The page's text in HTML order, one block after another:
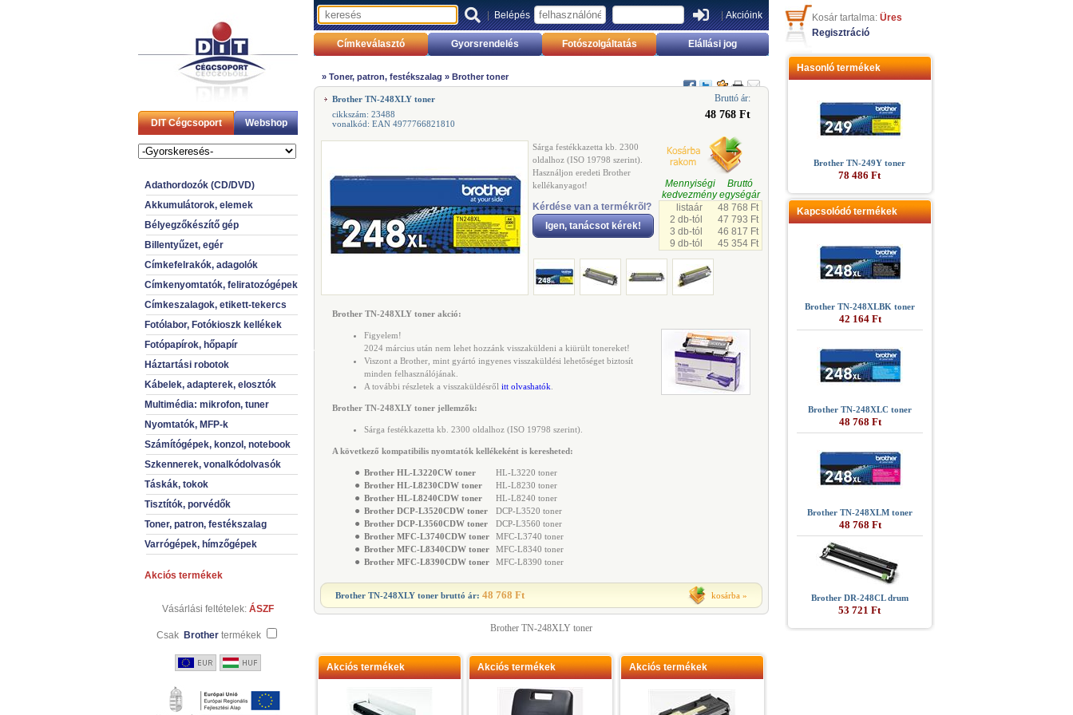
DIT Cégcsoport Webshop
Adathordozók (CD/DVD)
Akkumulátorok, elemek
Bélyegzőkészítő gép
Billentyűzet, egér
Címkefelrakók, adagolók
Címkenyomtatók, feliratozógépek
Címkeszalagok, etikett-tekercs
Fotólabor, Fotókioszk kellékek
Fotópapírok, hőpapír
Háztartási robotok
Kábelek, adapterek, elosztók
Multimédia: mikrofon, tuner
Nyomtatók, MFP-k
Számítógépek, konzol, notebook
Szkennerek, vonalkódolvasók
Táskák, tokok
Tisztítók, porvédők
Toner, patron, festékszalag
Varrógépek, hímzőgépek
Akciós termékek
Vásárlási feltételek: ÁSZF
Csak Brother termékek
|Belépés |Akcióink
Címkeválasztó Gyorsrendelés Fotószolgáltatás Elállási jog
» Toner, patron, festékszalag » Brother toner
Brother TN-248XLY toner
cikkszám: 23488
vonalkód: EAN 4977766821810
Bruttó ár:
48 768 Ft
Sárga festékkazetta kb. 2300
oldalhoz (ISO 19798 szerint).
Használjon eredeti Brother
kellékanyagot!
Kérdése van a termékrõl?
Igen, tanácsot kérek!
Mennyiségi Bruttó
kedvezmény egységár
listaár
48 768 Ft
2 db-tól
47 793 Ft
3 db-tól
46 817 Ft
9 db-tól
45 354 Ft
Brother TN-248XLY toner akció:
Figyelem!
2024 március után nem lehet hozzánk visszaküldeni a kiürült tonereket!
Viszont a Brother, mint gyártó ingyenes visszaküldési lehetőséget biztosít
minden felhasználójának.
A további részletek a visszaküldésről itt olvashatók
Brother TN-248XLY toner jellemzők:
Sárga festékkazetta kb. 2300 oldalhoz (ISO 19798 szerint).
A következő kompatibilis nyomtatók kellékeként is keresheted:
● Brother HL-L3220CW toner HL-L3220 toner
● Brother HL-L8230CDW toner HL-L8230 toner
● Brother HL-L8240CDW toner HL-L8240 toner
● Brother DCP-L3520CDW toner DCP-L3520 toner
● Brother DCP-L3560CDW toner DCP-L3560 toner
● Brother MFC-L3740CDW toner MFC-L3740 toner
● Brother MFC-L8340CDW toner MFC-L8340 toner
● Brother MFC-L8390CDW toner MFC-L8390 toner
Brother TN-248XLY toner bruttó ár: 48 768 Ft kosárba »
Brother TN-248XLY toner
Akciós termékek Akciós termékek Akciós termékek
Kosár tartalma: Üres
Regisztráció
Hasonló termékek
Brother TN-249Y toner
78 486 Ft
Kapcsolódó termékek
Brother TN-248XLBK toner
42 164 Ft
Brother TN-248XLC toner
48 768 Ft
Brother TN-248XLM toner
48 768 Ft
Brother DR-248CL drum
53 721 Ft